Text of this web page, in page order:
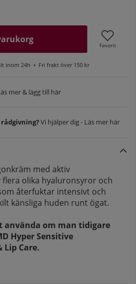
Favorit
inom 24h • Fri frakt över 150 kr
mer & lägg till här
Vi hjälper dig - Läs mer här
med aktiv
olika hyaluronsyror och
återfuktar intensivt och
känsliga huden runt ögat.
använda om man tidigare
Hyper Sensitive
Lip Care.